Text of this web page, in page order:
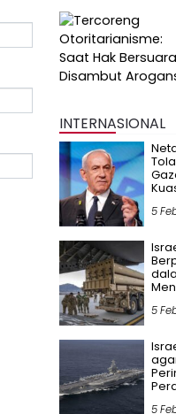
INTERNASIONAL
5
5
5